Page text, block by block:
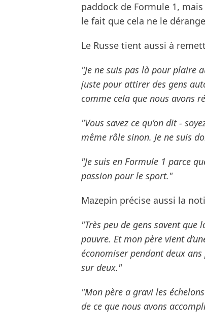
paddock de Formule 1,
le fait que cela ne le
Le Russe tient aussi à
"Je ne suis pas là pour plaire
juste pour attirer des gens
comme cela que nous avons
"Vous savez ce qu’on dit -
même rôle sinon. Je ne suis
"Je suis en Formule 1 parce
passion pour le sport."
Mazepin précise aussi la
"Très peu de gens savent que
pauvre. Et mon père vient
économiser pendant deux
sur deux."
"Mon père a gravi les
de ce que nous avons